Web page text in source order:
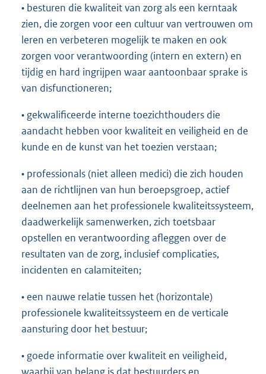
• besturen die kwaliteit van zorg als een kerntaak
zien, die zorgen voor een cultuur van vertrouwen om
leren en verbeteren mogelijk te maken en ook
zorgen voor verantwoording (intern en extern) en
tijdig en hard ingrijpen waar aantoonbaar sprake is
van disfunctioneren;
• gekwalificeerde interne toezichthouders die
aandacht hebben voor kwaliteit en veiligheid en de
kunde en de kunst van het toezien verstaan;
• professionals (niet alleen medici) die zich houden
aan de richtlijnen van hun beroepsgroep, actief
deelnemen aan het professionele kwaliteitssysteem,
daadwerkelijk samenwerken, zich toetsbaar
opstellen en verantwoording afleggen over de
resultaten van de zorg, inclusief complicaties,
incidenten en calamiteiten;
• een nauwe relatie tussen het (horizontale)
professionele kwaliteitssysteem en de verticale
aansturing door het bestuur;
• goede informatie over kwaliteit en veiligheid,